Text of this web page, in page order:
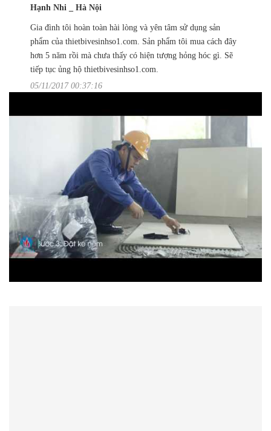
Hạnh Nhi _ Hà Nội
Gia đình tôi hoàn toàn hài lòng và yên tâm sử dụng sản
phẩm của thietbivesinhso1.com. Sản phẩm tôi mua cách đây
hơn 5 năm rồi mà chưa thấy có hiện tượng hỏng hóc gì. Sẽ
tiếp tục ủng hộ thietbivesinhso1.com.
05/11/2017 00:37:16